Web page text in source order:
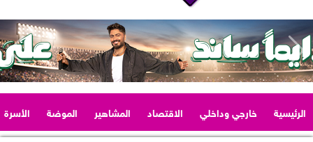
الرئيسية خارجي وداخلي الاقتصاد المشاهير الموضة الأسرة